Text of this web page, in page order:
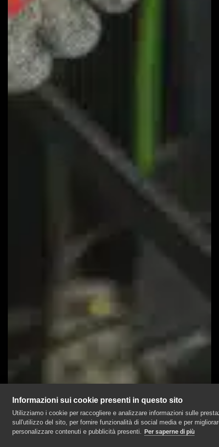
Informazioni sui cookie presenti in questo sito
Utilizziamo i cookie per raccogliere e analizzare informazioni sulle
sull'utilizzo del sito, per fornire funzionalità di social media e per
personalizzare contenuti e pubblicità presenti. Per saperne di più